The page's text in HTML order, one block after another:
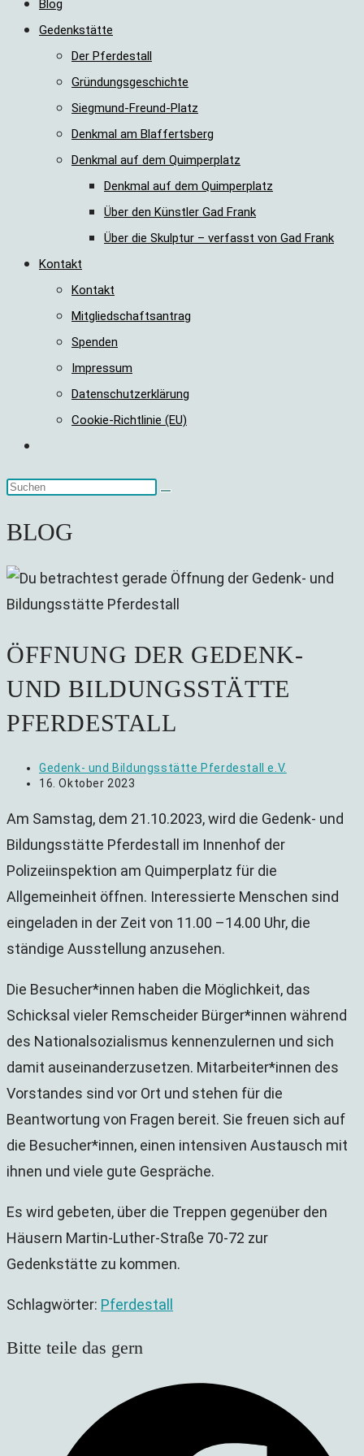
Blog
Gedenkstätte
Der Pferdestall
Gründungsgeschichte
Siegmund-Freund-Platz
Denkmal am Blaffertsberg
Denkmal auf dem Quimperplatz
Denkmal auf dem Quimperplatz
Über den Künstler Gad Frank
Über die Skulptur – verfasst von Gad Frank
Kontakt
Kontakt
Mitgliedschaftsantrag
Spenden
Impressum
Datenschutzerklärung
Cookie-Richtlinie (EU)
umschalten
BLOG
ÖFFNUNG DER GEDENK-
UND BILDUNGSSTÄTTE
PFERDESTALL
Beitrags-
Autor:
Gedenk- und Bildungsstätte Pferdestall e.V.
Beitrag
16. Oktober 2023
Am Samstag, dem 21.10.2023, wird die Gedenk- und
Bildungsstätte Pferdestall im Innenhof der
Polizeiinspektion am Quimperplatz für die
Allgemeinheit öffnen. Interessierte Menschen sind
eingeladen in der Zeit von 11.00 –14.00 Uhr, die
ständige Ausstellung anzusehen.
Die Besucher*innen haben die Möglichkeit, das
Schicksal vieler Remscheider Bürger*innen während
des Nationalsozialismus kennenzulernen und sich
damit auseinanderzusetzen. Mitarbeiter*innen des
Vorstandes sind vor Ort und stehen für die
Beantwortung von Fragen bereit. Sie freuen sich auf
die Besucher*innen, einen intensiven Austausch mit
ihnen und viele gute Gespräche.
Es wird gebeten, über die Treppen gegenüber den
Häusern Martin-Luther-Straße 70-72 zur
Gedenkstätte zu kommen.
Schlagwörter: Pferdestall
Bitte teile das gern
teilen
einem